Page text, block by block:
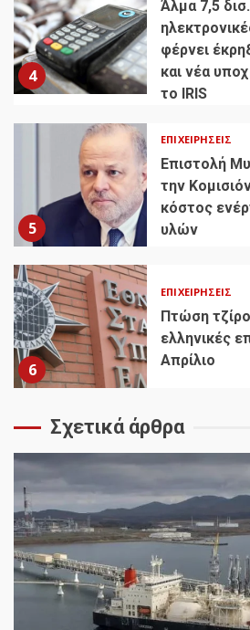
4
Άλμα 7,5
φέρνει
και νέα
το IRIS
5
ΕΠΙΧΕΙΡΉΣΕΙΣ
Επιστολή
την
κόστος
υλών
6
ΕΠΙΧΕΙΡΉΣΕΙΣ
Πτώση
ελληνικές
Απρίλιο
Σχετικά άρθρα